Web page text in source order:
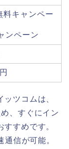
料キャンペー
ンペーン
ツコムは、
、すぐにイン
すめです。
信が可能。